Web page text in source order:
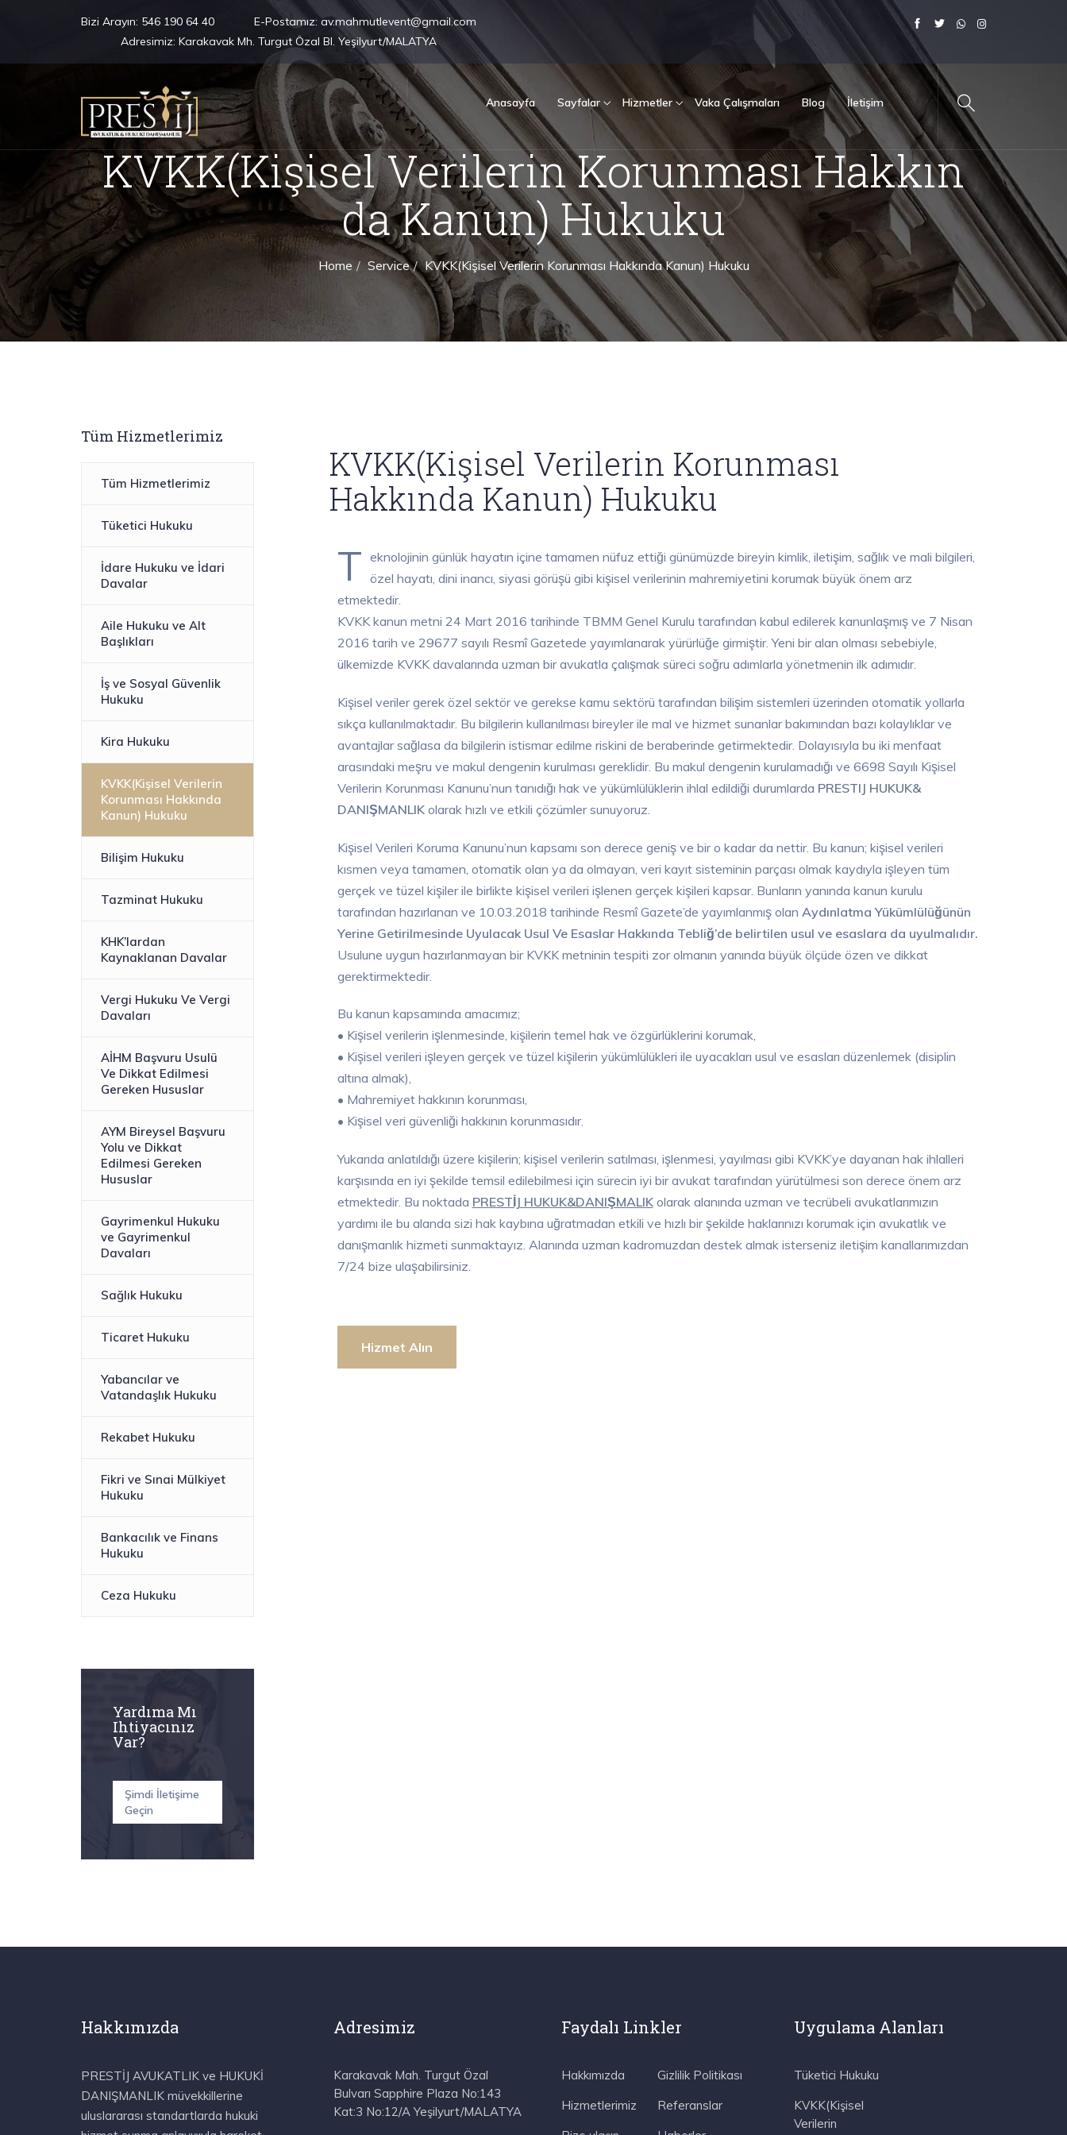
Bizi Arayın: 546 190 64 40 E-Postamız:av.mahmutlevent@gmail.com
Adresimiz: Karakavak Mh. Turgut Özal Bl. Yeşilyurt/MALATYA
Anasayfa Sayfalar Hizmetler Vaka Çalışmaları Blog İletişim
KVKK(Kişisel Verilerin Korunması Hakkın
da Kanun) Hukuku
Home Service KVKK(Kişisel Verilerin Korunması Hakkında Kanun) Hukuku
KVKK(Kişisel Verilerin Korunması
Hakkında Kanun) Hukuku
T eknolojinin günlük hayatın içine tamamen nüfuz ettiği günümüzde bireyin kimlik, iletişim, sağlık ve mali bilgileri,
özel hayatı, dini inancı, siyasi görüşü gibi kişisel verilerinin mahremiyetini korumak büyük önem arz
etmektedir.
KVKK kanun metni 24 Mart 2016 tarihinde TBMM Genel Kurulu tarafından kabul edilerek kanunlaşmış ve 7 Nisan
2016 tarih ve 29677 sayılı Resmî Gazetede yayımlanarak yürürlüğe girmiştir. Yeni bir alan olması sebebiyle,
ülkemizde KVKK davalarında uzman bir avukatla çalışmak süreci soğru adımlarla yönetmenin ilk adımıdır.
Kişisel veriler gerek özel sektör ve gerekse kamu sektörü tarafından bilişim sistemleri üzerinden otomatik yollarla
sıkça kullanılmaktadır. Bu bilgilerin kullanılması bireyler ile mal ve hizmet sunanlar bakımından bazı kolaylıklar ve
avantajlar sağlasa da bilgilerin istismar edilme riskini de beraberinde getirmektedir. Dolayısıyla bu iki menfaat
arasındaki meşru ve makul dengenin kurulması gereklidir. Bu makul dengenin kurulamadığı ve 6698 Sayılı Kişisel
Verilerin Korunması Kanunu’nun tanıdığı hak ve yükümlülüklerin ihlal edildiği durumlarda PRESTIJ HUKUK&
DANIŞMANLIKolarak hızlı ve etkili çözümler sunuyoruz.
Kişisel Verileri Koruma Kanunu’nun kapsamı son derece geniş ve bir o kadar da nettir. Bu kanun; kişisel verileri
kısmen veya tamamen, otomatik olan ya da olmayan, veri kayıt sisteminin parçası olmak kaydıyla işleyen tüm
gerçek ve tüzel kişiler ile birlikte kişisel verileri işlenen gerçek kişileri kapsar. Bunların yanında kanun kurulu
tarafından hazırlanan ve 10.03.2018 tarihinde Resmî Gazete’de yayımlanmış olan Aydınlatma Yükümlülüğünün
Yerine Getirilmesinde Uyulacak Usul Ve Esaslar Hakkında Tebliğ’de belirtilen usul ve esaslara da uyulmalıdır.
Usulune uygun hazırlanmayan bir KVKK metninin tespiti zor olmanın yanında büyük ölçüde özen ve dikkat
gerektirmektedir.
Bu kanun kapsamında amacımız;
• Kişisel verilerin işlenmesinde, kişilerin temel hak ve özgürlüklerini korumak,
• Kişisel verileri işleyen gerçek ve tüzel kişilerin yükümlülükleri ile uyacakları usul ve esasları düzenlemek (disiplin
altına almak),
• Mahremiyet hakkının korunması,
• Kişisel veri güvenliği hakkının korunmasıdır.
Yukarıda anlatıldığı üzere kişilerin; kişisel verilerin satılması, işlenmesi, yayılması gibi KVKK’ye dayanan hak ihlalleri
karşısında en iyi şekilde temsil edilebilmesi için sürecin iyi bir avukat tarafından yürütülmesi son derece önem arz
etmektedir. Bu noktada PRESTİJ HUKUK&DANIŞMALIKolarak alanında uzman ve tecrübeli avukatlarımızın
yardımı ile bu alanda sizi hak kaybına uğratmadan etkili ve hızlı bir şekilde haklarınızı korumak için avukatlık ve
danışmanlık hizmeti sunmaktayız. Alanında uzman kadromuzdan destek almak isterseniz iletişim kanallarımızdan
7/24 bize ulaşabilirsiniz.
Hizmet Alın
Tüm Hizmetlerimiz
Tüm Hizmetlerimiz
Tüketici Hukuku
İdare Hukuku ve İdari
Davalar
Aile Hukuku ve Alt
Başlıkları
İş ve Sosyal Güvenlik
Hukuku
Kira Hukuku
KVKK(Kişisel Verilerin
Korunması Hakkında
Kanun) Hukuku
Bilişim Hukuku
Tazminat Hukuku
KHK’lardan
Kaynaklanan Davalar
Vergi Hukuku Ve Vergi
Davaları
AİHM Başvuru Usulü
Ve Dikkat Edilmesi
Gereken Hususlar
AYM Bireysel Başvuru
Yolu ve Dikkat
Edilmesi Gereken
Hususlar
Gayrimenkul Hukuku
ve Gayrimenkul
Davaları
Sağlık Hukuku
Ticaret Hukuku
Yabancılar ve
Vatandaşlık Hukuku
Rekabet Hukuku​
Fikri ve Sınai Mülkiyet
Hukuku
Bankacılık ve Finans
Hukuku
Ceza Hukuku
Yardıma Mı
Ihtiyacınız
Var?
Şimdi İletişime
Geçin
Hakkımızda
PRESTİJ AVUKATLIK ve HUKUKİ
DANIŞMANLIK müvekkillerine
uluslararası standartlarda hukuki
Adresimiz
Karakavak Mah. Turgut Özal
Bulvarı Sapphire Plaza No:143
Kat:3 No:12/A Yeşilyurt/MALATYA
Faydalı Linkler
Hakkımızda
Hizmetlerimiz
Gizlilik Politikası
Referanslar
Uygulama Alanları
Tüketici Hukuku
KVKK(Kişisel
Verilerin